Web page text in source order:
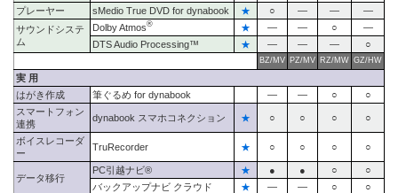
プレーヤー sMedio True DVD for dynabook ★ ○ ― ―
―
サウンドシステ
ム
Dolby Atmos® ★ ― ― ○
―
DTS Audio Processing™
★ ― ― ― ○
BZ/MV PZ/MV RZ/MW GZ/HW
実 用
はがき作成
筆ぐるめ for dynabook ― ― ○
○
スマートフォン
連携
dynabook スマホコネクション ★ ○ ○ ○ ○
ボイスレコーダ
ー
TruRecorder ★ ○ ○ ○ ○
データ移行
PC引越ナビ® ★ ● ● ○
○
バックアップナビ クラウド
★ ― ― ○
○